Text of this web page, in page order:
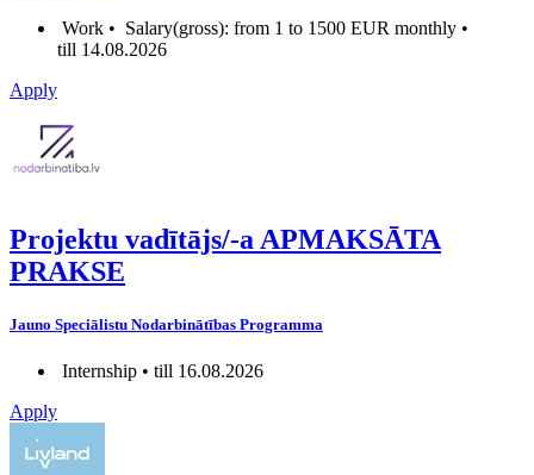
Work • Salary(gross): from 1 to 1500 EUR monthly •
till 14.08.2026
Apply
Projektu vadītājs/-a APMAKSĀTA
PRAKSE
Jauno Speciālistu Nodarbinātības Programma
Internship • till 16.08.2026
Apply